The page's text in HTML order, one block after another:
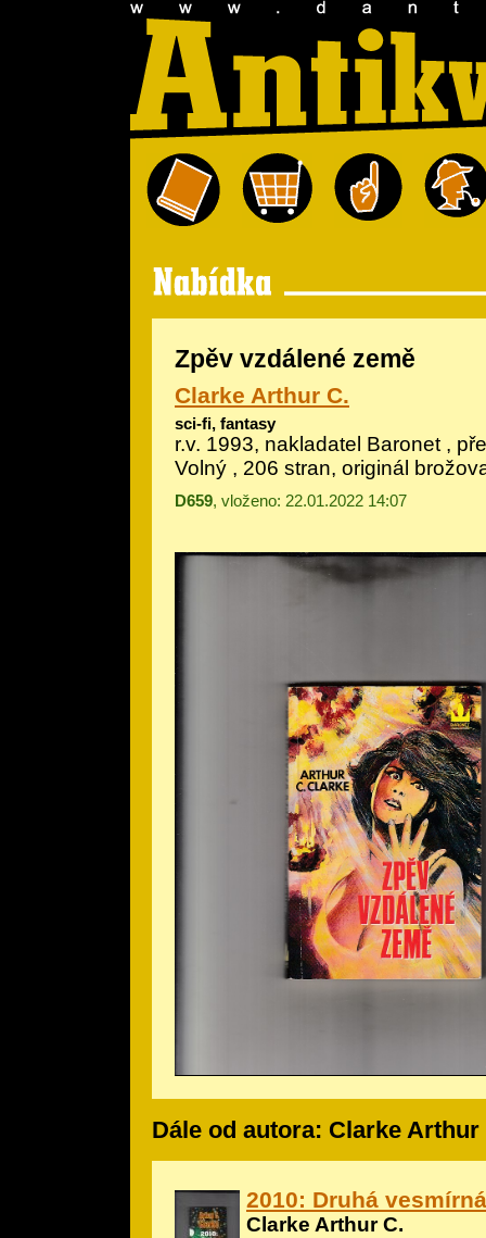
Zpěv vzdálené země
Clarke Arthur C.
sci-fi, fantasy
r.v. 1993, nakladatel Baronet ,
Volný , 206 stran, originál
D659, vloženo: 22.01.2022 14:07
Dále od autora: Clarke Arthur
2010: Druhá
Clarke Arthur C.